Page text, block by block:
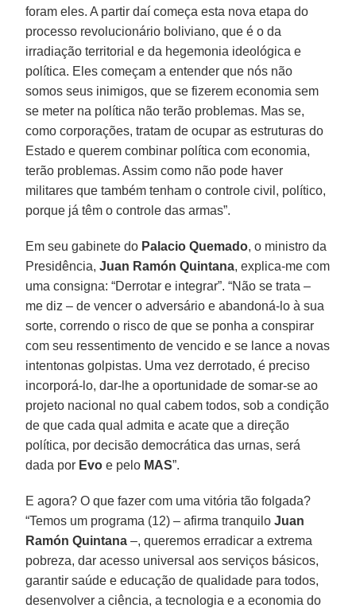
foram eles. A partir daí começa esta nova etapa do
processo revolucionário boliviano, que é o da
irradiação territorial e da hegemonia ideológica e
política. Eles começam a entender que nós não
somos seus inimigos, que se fizerem economia sem
se meter na política não terão problemas. Mas se,
como corporações, tratam de ocupar as estruturas do
Estado e querem combinar política com economia,
terão problemas. Assim como não pode haver
militares que também tenham o controle civil, político,
porque já têm o controle das armas”.
Em seu gabinete do Palacio Quemado, o ministro da
Presidência,Juan Ramón Quintana, explica-me com
uma consigna: “Derrotar e integrar”. “Não se trata –
me diz – de vencer o adversário e abandoná-lo à sua
sorte, correndo o risco de que se ponha a conspirar
com seu ressentimento de vencido e se lance a novas
intentonas golpistas. Uma vez derrotado, é preciso
incorporá-lo, dar-lhe a oportunidade de somar-se ao
projeto nacional no qual cabem todos, sob a condição
de que cada qual admita e acate que a direção
política, por decisão democrática das urnas, será
dada por Evo e pelo MAS”.
E agora? O que fazer com uma vitória tão folgada?
“Temos um programa (12) – afirma tranquiloJuan
Ramón Quintana –, queremos erradicar a extrema
pobreza, dar acesso universal aos serviços básicos,
garantir saúde e educação de qualidade para todos,
desenvolver a ciência, a tecnologia e a economia do